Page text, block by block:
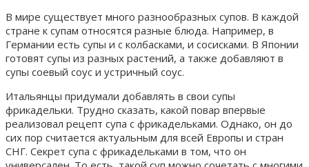
В мире существует много разнообразных супов. В каждой
стране к супам относятся разные блюда. Например, в
Германии есть супы и с колбасками, и сосисками. В Японии
готовят супы из разных растений, а также добавляют в
супы соевый соус и устричный соус.
Итальянцы придумали добавлять в свои супы
фрикадельки. Трудно сказать, какой повар впервые
реализовал рецепт супа с фрикадельками. Однако, он до
сих пор считается актуальным для всей Европы и стран
СНГ. Секрет супа с фрикадельками в том, что он